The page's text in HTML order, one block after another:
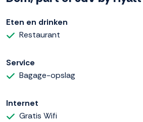
Eten en drinken
Restaurant
Service
Bagage-opslag
Internet
Gratis Wifi